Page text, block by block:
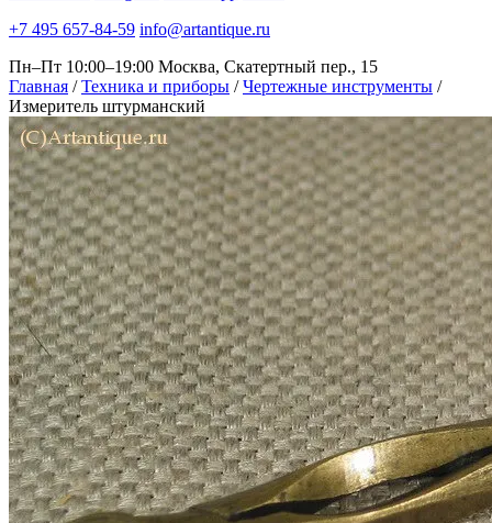
+7 495 657-84-59 info@artantique.ru
Пн–Пт 10:00–19:00 Москва, Скатертный пер., 15
Главная / Техника и приборы / Чертежные инструменты /
Измеритель штурманский